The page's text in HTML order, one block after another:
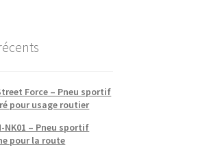
Force – Pneu sportif
pour usage routier
NK01 – Pneu sportif
pour la route